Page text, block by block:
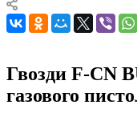
Гвозди F-CN
газового